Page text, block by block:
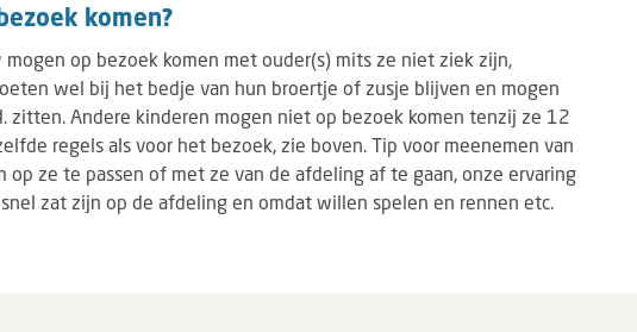
komen?
op bezoek komen met ouder(s) mits ze niet ziek zijn,
wel bij het bedje van hun broertje of zusje blijven en mogen
zitten. Andere kinderen mogen niet op bezoek komen tenzij ze 12
regels als voor het bezoek, zie boven. Tip voor meenemen van
op ze te passen of met ze van de afdeling af te gaan, onze ervaring
zat zijn op de afdeling en omdat willen spelen en rennen etc.